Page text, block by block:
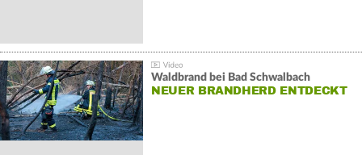
Waldbrand bei Bad Schwalbach
NEUER BRANDHERD ENTDECKT